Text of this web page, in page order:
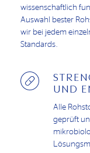
wissenschaftlich
Auswahl bester
wir bei jedem
Standards.
UND
Alle
geprüft